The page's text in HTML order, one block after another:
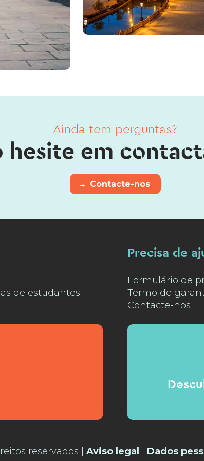
Ainda tem perguntas?
hesite em
→ Contacte-nos
de estudantes
Precisa de
Formulário de
Termo de
Contacte-nos
reservados | Aviso legal Dados